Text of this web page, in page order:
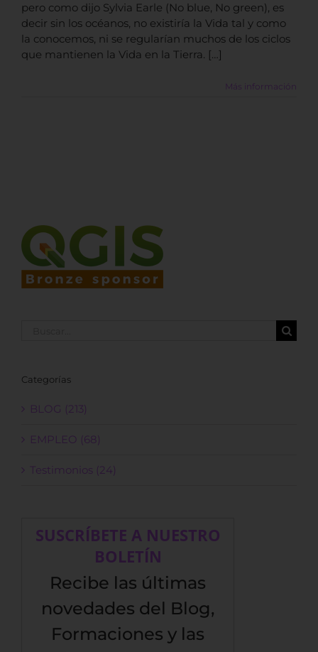
pero como dijo Sylvia Earle (No blue, No green), es
decir sin los océanos, no existiría la Vida tal y como
la conocemos, ni se regularían muchos de los ciclos
que mantienen la Vida en la Tierra. […]
Más información
Categorías
BLOG (213)
EMPLEO (68)
Testimonios (24)
SUSCRÍBETE A NUESTRO
BOLETÍN
Recibe las últimas
novedades del Blog,
Formaciones y las